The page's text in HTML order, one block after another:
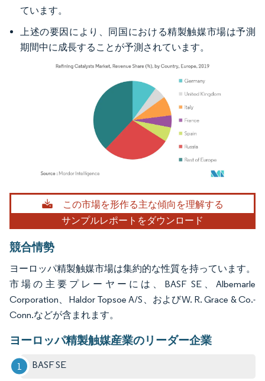
ています。
上述の要因により、同国における精製触媒市場は予測
期間中に成長することが予測されています。
画像 © Mordor Intelligence。再利用にはCC BY 4.0の表示が必要です。
この市場を形作る主な傾向を理解する
サンプルレポートをダウンロード
競合情勢
ヨーロッパ精製触媒市場は集約的な性質を持っています。
市場の主要プレーヤーには、BASF SE、Albemarle
Corporation、Haldor Topsoe A/S、およびW. R. Grace & Co.-
Conn.などが含まれます。
ヨーロッパ精製触媒産業のリーダー企業
BASF SE